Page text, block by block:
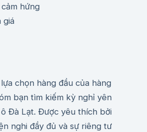
hứng
giá
chọn hàng đầu của hàng
bạn tìm kiếm kỳ nghỉ yên
Đà Lạt. Được yêu thích bởi
nghi đầy đủ và sự riêng tư